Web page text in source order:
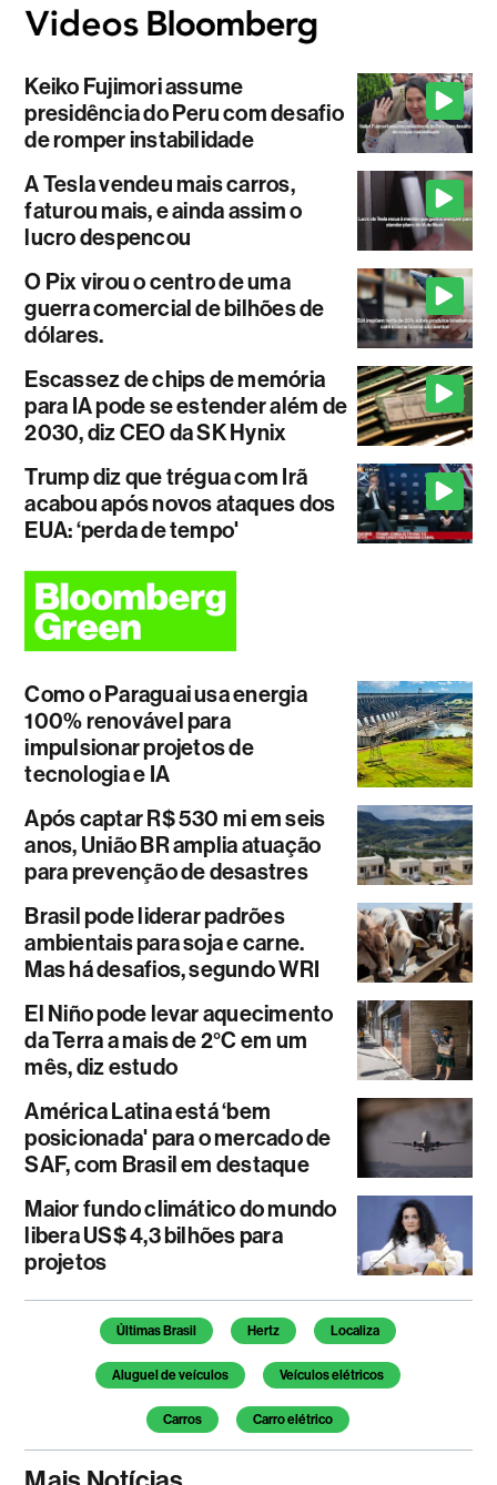
Keiko Fujimori assume
presidência do Peru com desafio
de romper instabilidade
A Tesla vendeu mais carros,
faturou mais, e ainda assim o
lucro despencou
O Pix virou o centro de uma
guerra comercial de bilhões de
dólares.
Escassez de chips de memória
para IA pode se estender além de
2030, diz CEO da SK Hynix
Trump diz que trégua com Irã
acabou após novos ataques dos
EUA: ‘perda de tempo'
Como o Paraguai usa energia
100% renovável para
impulsionar projetos de
tecnologia e IA
Após captar R$ 530 mi em seis
anos, União BR amplia atuação
para prevenção de desastres
Brasil pode liderar padrões
ambientais para soja e carne.
Mas há desafios, segundo WRI
El Niño pode levar aquecimento
da Terra a mais de 2°C em um
mês, diz estudo
América Latina está ‘bem
posicionada' para o mercado de
SAF, com Brasil em destaque
Maior fundo climático do mundo
libera US$ 4,3 bilhões para
projetos
Temas deste artigo
Últimas Brasil Hertz Localiza
Aluguel de veículos Veículos elétricos
Carros Carro elétrico